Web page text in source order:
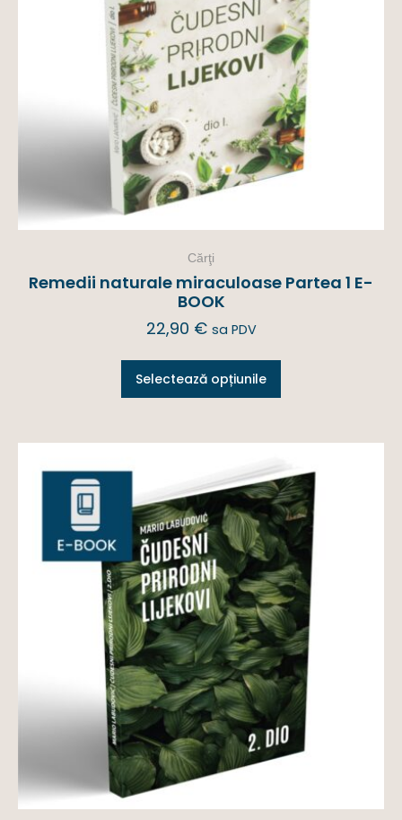
Cărţi
Remedii naturale miraculoase Partea 1 E-
BOOK
22,90 € sa PDV
Selectează opțiunile